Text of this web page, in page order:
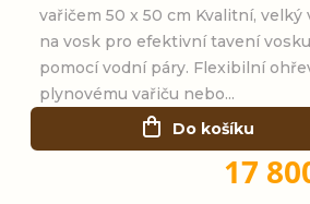
17
Do košíku
vařičem 50 x 50 cm Kvalitní, velký
na vosk pro efektivní tavení vosku
pomocí vodní páry. Flexibilní
plynovému vařiču nebo...